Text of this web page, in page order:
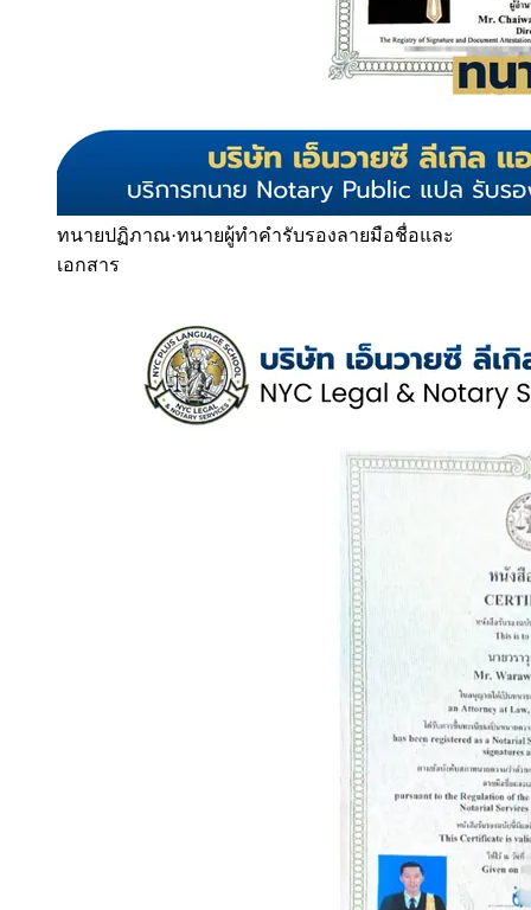
ทนายปฏิภาณ·ทนายผู้ทำคำรับรองลายมือชื่อและ
เอกสาร